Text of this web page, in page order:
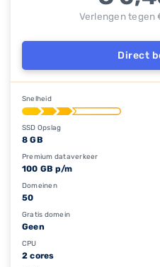
Verlengen tegen
Direct
Snelheid
SSD Opslag
8 GB
Premium dataverkeer
100 GB p/m
Domeinen
50
Gratis domein
Geen
CPU
2 cores